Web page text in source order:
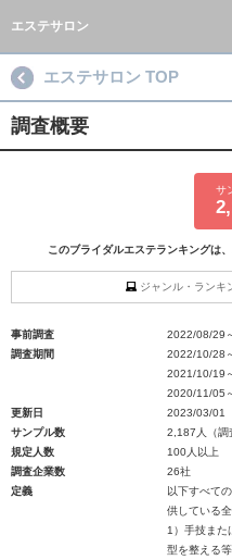
エステサロン
エステサロン TOP
調査概要
サ
このブライダルエステランキングは
ジャンル・ランキ
事前調査
2022/08/29
調査期間
2022/10/28
2021/10/19
2020/11/05
更新日
2023/03/01
サンプル数
2,187人（調
規定人数
100人以上
調査企業数
26社
定義
以下すべて
供している
1）手技また
型を整える